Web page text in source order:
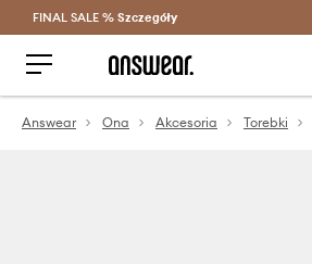
Oszczędzaj z Answear Club >
FINAL SALE % Szczegóły
Answear Ona Akcesoria Torebki